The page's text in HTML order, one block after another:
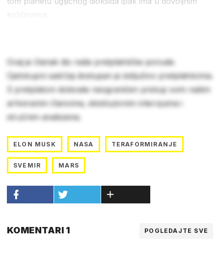
količinama:
Ovaj je članak dio naše pretplatničke ponude.
Cjelokupni sadržaj dostupan je isključivo pretplatnicima.
S pretplatom dobivate neograničen pristup svim našim
arhiviranim člancima, ekskluzivnim intervjuima i
stručnim analizama.
ELON MUSK NASA TERAFORMIRANJE
SVEMIR MARS
KOMENTARI 1 POGLEDAJTE SVE